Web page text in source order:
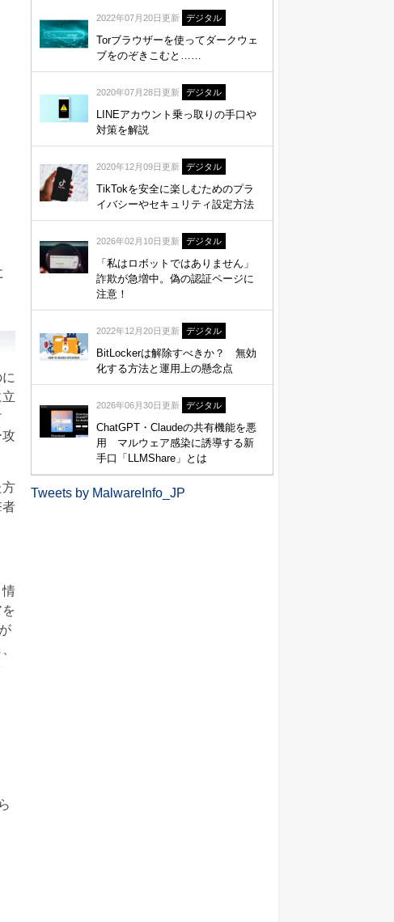
攻
方
者
情
2022年07月20日更新 デジタル
Torブラウザーを使ってダークウェ
ブをのぞきこむと……
2020年07月28日更新 デジタル
LINEアカウント乗っ取りの手口や
対策を解説
2020年12月09日更新 デジタル
TikTokを安全に楽しむためのプラ
イバシーやセキュリティ設定方法
2026年02月10日更新 デジタル
「私はロボットではありません」
詐欺が急増中。偽の認証ページに
注意！
2022年12月20日更新 デジタル
BitLockerは解除すべきか？ 無効
化する方法と運用上の懸念点
2026年06月30日更新 デジタル
ChatGPT・Claudeの共有機能を悪
用 マルウェア感染に誘導する新
手口「LLMShare」とは
Tweets by MalwareInfo_JP